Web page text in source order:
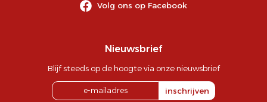
Volg ons op Facebook
Nieuwsbrief
Blijf steeds op de hoogte via onze nieuwsbrief
inschrijven